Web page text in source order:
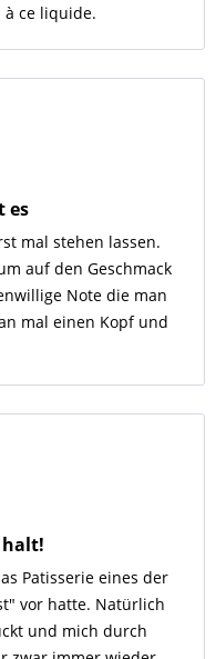
ce liquide.
es
mal stehen lassen.
auf den Geschmack
Note die man
mal einen Kopf und
halt!
Patisserie eines der
vor hatte. Natürlich
und mich durch